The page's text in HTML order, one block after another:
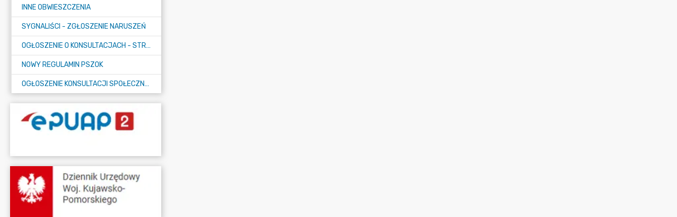
INNE OBWIESZCZENIA
SYGNALIŚCI - ZGŁOSZENIE NARUSZEŃ
OGŁOSZENIE O KONSULTACJACH - STRATEGIA
NOWY REGULAMIN PSZOK
OGŁOSZENIE KONSULTACJI SPOŁECZNYCH